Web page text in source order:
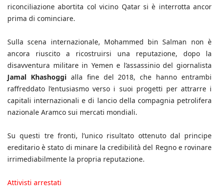
riconciliazione abortita col vicino Qatar si è interrotta ancor
prima di cominciare.
Sulla scena internazionale, Mohammed bin Salman non è
ancora riuscito a ricostruirsi una reputazione, dopo la
disavventura militare in Yemen e l’assassinio del giornalista
Jamal Khashoggialla fine del 2018, che hanno entrambi
raffreddato l’entusiasmo verso i suoi progetti per attrarre i
capitali internazionali e di lancio della compagnia petrolifera
nazionale Aramco sui mercati mondiali.
Su questi tre fronti, l’unico risultato ottenuto dal principe
ereditario è stato di minare la credibilità del Regno e rovinare
irrimediabilmente la propria reputazione.
Attivisti arrestati